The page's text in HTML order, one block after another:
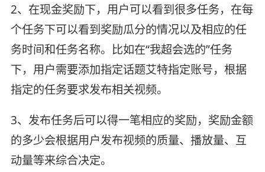
2、在现金奖励下，用户可以看到很多任务，在每
个任务下可以看到奖励瓜分的情况以及相应的任
务时间和任务名称。比如在“我超会选的”任务
下，用户需要添加指定话题艾特指定账号，根据
指定的任务要求发布相关视频。
3、发布任务后可以得一笔相应的奖励，奖励金额
的多少会根据用户发布视频的质量、播放量、互
动量等来综合决定。